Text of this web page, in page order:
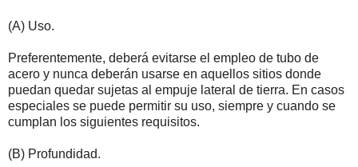
(A) Uso.
Preferentemente, deberá evitarse el empleo de tubo de
acero y nunca deberán usarse en aquellos sitios donde
puedan quedar sujetas al empuje lateral de tierra. En casos
especiales se puede permitir su uso, siempre y cuando se
cumplan los siguientes requisitos.
(B) Profundidad.